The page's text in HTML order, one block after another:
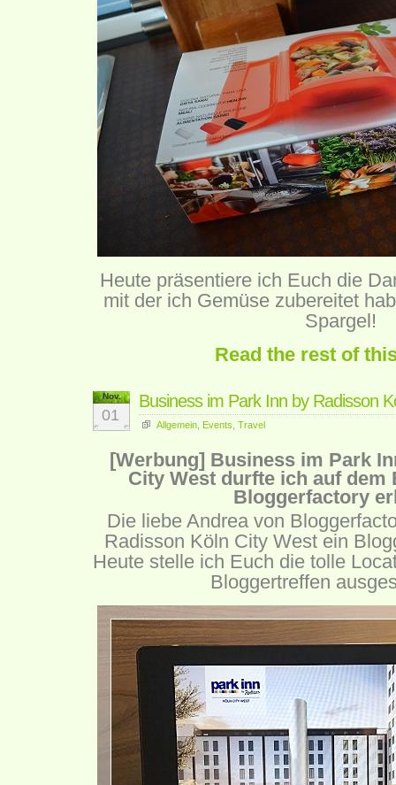
Heute präsentiere ich Euch die
mit der ich Gemüse zubereitet
Spargel!
Read the rest of
Nov.
01
Business im Park Inn by Radisson
Allgemein Events Travel
[Werbung] Business im Park
City West durfte ich auf dem
Bloggerfactory
Die liebe Andrea von
Radisson Köln City West ein
Heute stelle ich Euch die tolle
Bloggertreffen